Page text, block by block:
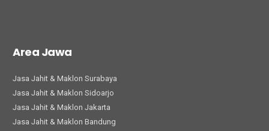
Area Jawa
Jasa Jahit & Maklon Surabaya
Jasa Jahit & Maklon Sidoarjo
Jasa Jahit & Maklon Jakarta
Jasa Jahit & Maklon Bandung